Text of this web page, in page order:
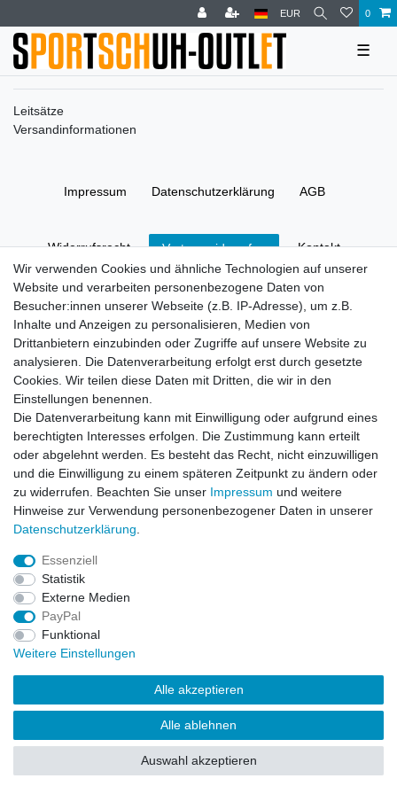
EUR 0
☰
Leitsätze
Versandinformationen
Impressum Daten­schutz­erklärung AGB
Widerrufs­recht Vertrag widerrufen Kontakt
© Copyright 2026 | Alle Rechte vorbehalten.
Wir verwenden Cookies und ähnliche Technologien auf unserer
Website und verarbeiten personenbezogene Daten von
Besucher:innen unserer Webseite (z.B. IP-Adresse), um z.B.
Inhalte und Anzeigen zu personalisieren, Medien von
Drittanbietern einzubinden oder Zugriffe auf unsere Website zu
analysieren. Die Datenverarbeitung erfolgt erst durch gesetzte
Cookies. Wir teilen diese Daten mit Dritten, die wir in den
Einstellungen benennen.
Die Datenverarbeitung kann mit Einwilligung oder aufgrund eines
berechtigten Interesses erfolgen. Die Zustimmung kann erteilt
oder abgelehnt werden. Es besteht das Recht, nicht einzuwilligen
und die Einwilligung zu einem späteren Zeitpunkt zu ändern oder
zu widerrufen. Beachten Sie unser Impressum und weitere
Hinweise zur Verwendung personenbezogener Daten in unserer
Daten­schutz­erklärung
Essenziell
Statistik
Externe Medien
PayPal
Funktional
Weitere Einstellungen
Alle akzeptieren
Alle ablehnen
Auswahl akzeptieren